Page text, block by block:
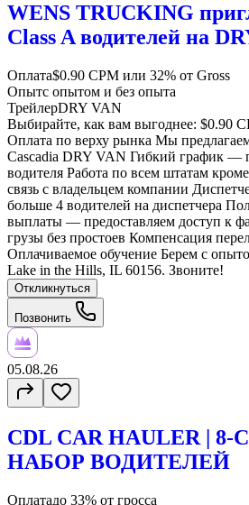
WENS TRUCKING
Class A водителей на
Оплата$0.90 CPM или 32% от Gross
Опытс опытом и без опыта
ТрейлерDRY VAN
Выбирайте, как вам выгоднее: $0.90
Оплата по верху рынка Мы
Cascadia DRY VAN Гибкий график —
водителя Работа по всем штатам
связь с владельцем компании
больше 4 водителей на диспетчера
выплаты — предоставляем доступ к
грузы без простоев Компенсация
Оплачиваемое обучение Берем с
Lake in the Hills, IL 60156. Звоните!
Откликнуться
Позвонить
05.08.26
CDL CAR HAULER | 8-
НАБОР ВОДИТЕЛЕЙ
Оплатадо 33% от гросса